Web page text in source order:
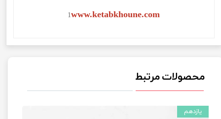
1www.ketabkhoune.com
محصولات مرتبط
یازدهم